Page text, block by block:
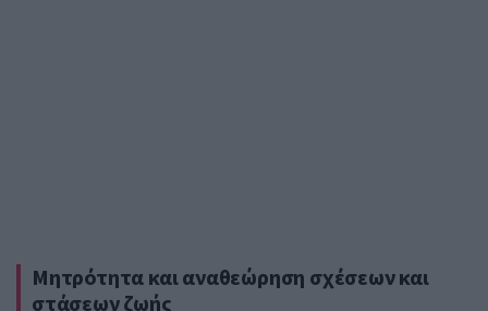
Μητρότητα και αναθεώρηση σχέσεων και
στάσεων ζωής